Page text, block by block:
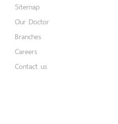
Sitemap
Our Doctor
Branches
Careers
Contact us